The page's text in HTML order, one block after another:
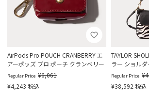
AirPods Pro POUCH CRANBERRY エ
アーポッズ プロ ポーチ クランベリー
Regular Price ¥6,061
¥4,243 税込
TAYLOR
ラー ショル
Regular Price ¥
¥38,592 税込